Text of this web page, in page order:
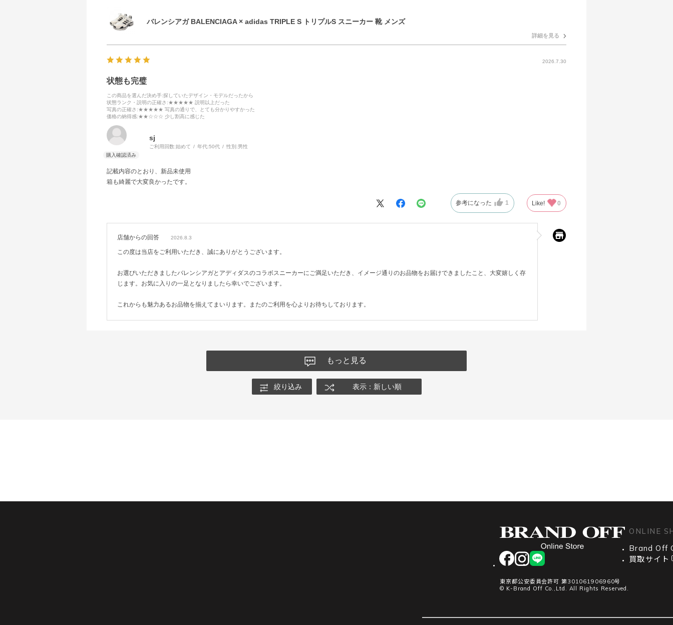
バレンシアガ BALENCIAGA × adidas TRIPLE S トリプルS スニーカー 靴 メンズ
詳細を見る
2026.7.30
状態も完璧
この商品を選んだ決め手:探していたデザイン・モデルだったから
状態ランク・説明の正確さ :★★★★★ 説明以上だった
写真の正確さ :★★★★★ 写真の通りで、とても分かりやすかった
価格の納得感:★★☆☆☆ 少し割高に感じた
sj
ご利用回数:始めて 年代:50代 性別:男性
記載内容のとおり、新品未使用
箱も綺麗で大変良かったです。
参考になった 1 Like! 0
店舗からの回答 2026.8.3
この度は当店をご利用いただき、誠にありがとうございます。
お選びいただきましたバレンシアガとアディダスのコラボスニーカーにご満足いただき、イメージ通りのお品物をお届けできましたこと、大変嬉しく存
じます。お気に入りの一足となりましたら幸いでございます。
これからも魅力あるお品物を揃えてまいります。またのご利用を心よりお待ちしております。
もっと見る
絞り込み 表示：新しい順
facebookinstagram
LINE
東京都公安委員会許可 第301061906960号
© K-Brand Off Co.,Ltd. All Rights Reserved.
ONLINE
Brand Off
買取サイト